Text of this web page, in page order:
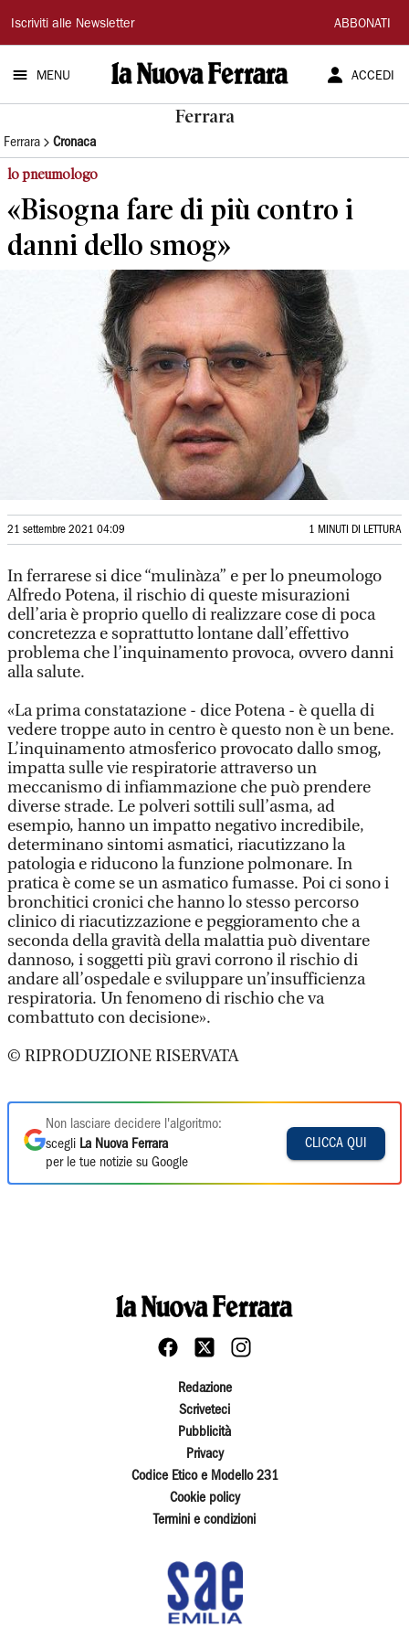
La
Nuova
Ferrara
Iscriviti alle Newsletter ABBONATI
MENU ACCEDI
Ferrara
Ferrara Cronaca
lo pneumologo
«Bisogna fare di più contro i
danni dello smog»
21 settembre 2021 04:09 1 MINUTI DI LETTURA
In ferrarese si dice “mulinàza” e per lo pneumologo
Alfredo Potena, il rischio di queste misurazioni
dell’aria è proprio quello di realizzare cose di poca
concretezza e soprattutto lontane dall’effettivo
problema che l’inquinamento provoca, ovvero danni
alla salute.
«La prima constatazione - dice Potena - è quella di
vedere troppe auto in centro è questo non è un bene.
L’inquinamento atmosferico provocato dallo smog,
impatta sulle vie respiratorie attraverso un
meccanismo di infiammazione che può prendere
diverse strade. Le polveri sottili sull’asma, ad
esempio, hanno un impatto negativo incredibile,
determinano sintomi asmatici, riacutizzano la
patologia e riducono la funzione polmonare. In
pratica è come se un asmatico fumasse. Poi ci sono i
bronchitici cronici che hanno lo stesso percorso
clinico di riacutizzazione e peggioramento che a
seconda della gravità della malattia può diventare
dannoso, i soggetti più gravi corrono il rischio di
andare all’ospedale e sviluppare un’insufficienza
respiratoria. Un fenomeno di rischio che va
combattuto con decisione».
© RIPRODUZIONE RISERVATA
Non lasciare decidere l'algoritmo:
scegli La Nuova Ferrara
per le tue notizie su Google
CLICCA QUI
Redazione
Scriveteci
Pubblicità
Privacy
Codice Etico e Modello 231
Cookie policy
Termini e condizioni